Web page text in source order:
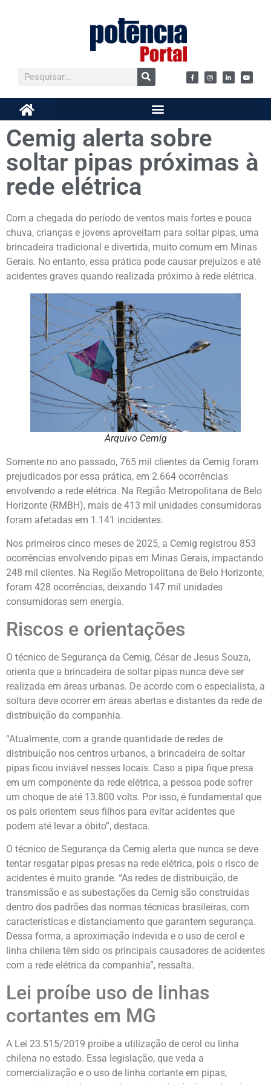
Cemig alerta sobre
soltar pipas próximas à
rede elétrica
Com a chegada do período de ventos mais fortes e pouca
chuva, crianças e jovens aproveitam para soltar pipas, uma
brincadeira tradicional e divertida, muito comum em Minas
Gerais. No entanto, essa prática pode causar prejuízos e até
acidentes graves quando realizada próximo à rede elétrica.
Arquivo Cemig
Somente no ano passado, 765 mil clientes da Cemig foram
prejudicados por essa prática, em 2.664 ocorrências
envolvendo a rede elétrica. Na Região Metropolitana de Belo
Horizonte (RMBH), mais de 413 mil unidades consumidoras
foram afetadas em 1.141 incidentes.
Nos primeiros cinco meses de 2025, a Cemig registrou 853
ocorrências envolvendo pipas em Minas Gerais, impactando
248 mil clientes. Na Região Metropolitana de Belo Horizonte,
foram 428 ocorrências, deixando 147 mil unidades
consumidoras sem energia.
Riscos e orientações
O técnico de Segurança da Cemig, César de Jesus Souza,
orienta que a brincadeira de soltar pipas nunca deve ser
realizada em áreas urbanas. De acordo com o especialista, a
soltura deve ocorrer em áreas abertas e distantes da rede de
distribuição da companhia.
“Atualmente, com a grande quantidade de redes de
distribuição nos centros urbanos, a brincadeira de soltar
pipas ficou inviável nesses locais. Caso a pipa fique presa
em um componente da rede elétrica, a pessoa pode sofrer
um choque de até 13.800 volts. Por isso, é fundamental que
os pais orientem seus filhos para evitar acidentes que
podem até levar a óbito”, destaca.
O técnico de Segurança da Cemig alerta que nunca se deve
tentar resgatar pipas presas na rede elétrica, pois o risco de
acidentes é muito grande. “As redes de distribuição, de
transmissão e as subestações da Cemig são construídas
dentro dos padrões das normas técnicas brasileiras, com
características e distanciamento que garantem segurança.
Dessa forma, a aproximação indevida e o uso de cerol e
linha chilena têm sido os principais causadores de acidentes
com a rede elétrica da companhia”, ressalta.
Lei proíbe uso de linhas
cortantes em MG
A Lei 23.515/2019 proíbe a utilização de cerol ou linha
chilena no estado. Essa legislação, que veda a
comercialização e o uso de linha cortante em pipas,